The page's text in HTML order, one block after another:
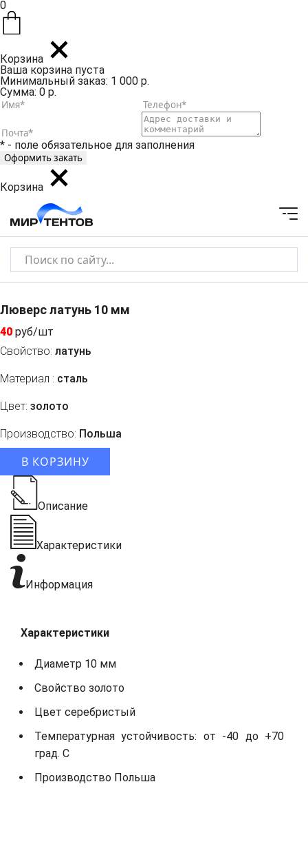
0
Корзина
Ваша корзина пуста
Минимальный заказ: 1 000 р.
Сумма: 0 р.
* - поле обязательное для заполнения
Корзина
Люверс латунь 10 мм
40 руб/шт
Свойство: латунь
Материал : сталь
Цвет: золото
Производство: Польша
В КОРЗИНУ
Описание
Характеристики
Информация
Характеристики
Диаметр 10 мм
Свойство золото
Цвет серебристый
Температурная устойчивость: от -40 до +70
град. С
Производство Польша